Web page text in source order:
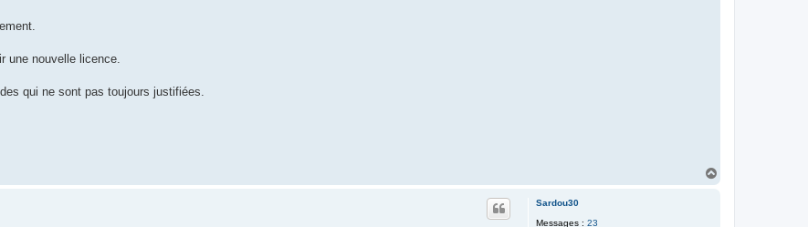
une nouvelle licence.
qui ne sont pas toujours justifiées.
Sardou30
Messages : 23